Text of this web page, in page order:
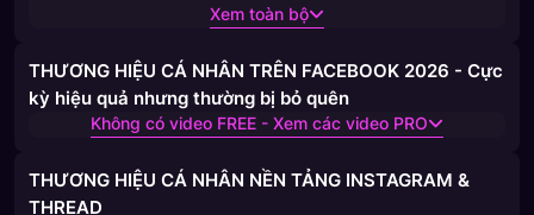
Xem toàn bộ
THƯƠNG HIỆU CÁ NHÂN TRÊN FACEBOOK 2026 - Cực
kỳ hiệu quả nhưng thường bị bỏ quên
Không có video FREE - Xem các video PRO
THƯƠNG HIỆU CÁ NHÂN NỀN TẢNG INSTAGRAM &
THREAD